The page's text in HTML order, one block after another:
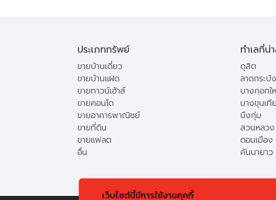
ประเภททรัพย์
ขายบ้านเดี่ยว
ขายบ้านแฝด
ขายทาวน์เฮ้าส์
ขายคอนโด
ขายอาคารพาณิชย์
ขายที่ดิน
ขายแฟลต
อื่น
ทำเลที่น่
ดุสิต
ลาดกระบัง
บางกอก
บางขุนเที
บึงกุ่ม
สวนหลวง
ดอนเมือง
คันนายาว
เว็บไซต์นี้มีการใช้งานคุกกี้